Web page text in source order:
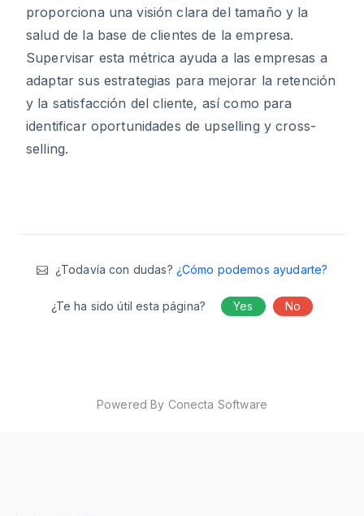
proporciona una visión clara del tamaño y la
salud de la base de clientes de la empresa.
Supervisar esta métrica ayuda a las empresas a
adaptar sus estrategias para mejorar la retención
y la satisfacción del cliente, así como para
identificar oportunidades de upselling y cross-
selling.
¿Todavía con dudas? ¿Cómo podemos ayudarte?
¿Te ha sido útil esta página? Yes No
Powered By Conecta Software